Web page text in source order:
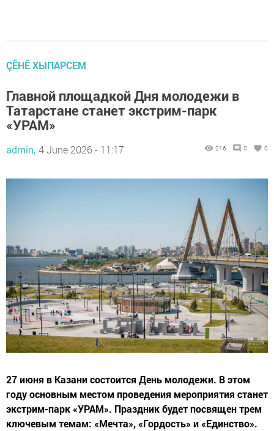
ÇӖНӖ ХЫПАРСЕМ
Главной площадкой Дня молодежи в
Татарстане станет экстрим-парк
«УРАМ»
admin, 4 June 2026 - 11:17 216 0 0
27 июня в Казани состоится День молодежи. В этом
году основным местом проведения мероприятия станет
экстрим-парк «УРАМ». Праздник будет посвящен трем
ключевым темам: «Мечта», «Гордость» и «Единство».